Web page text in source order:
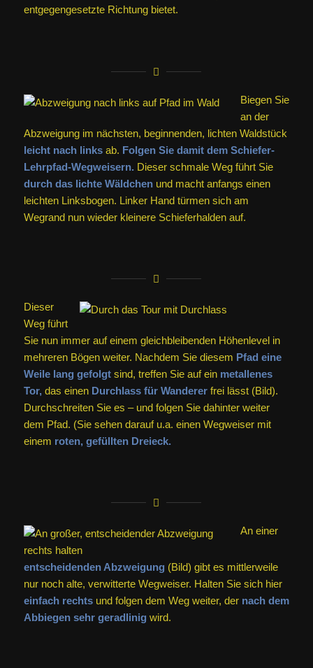
entgegengesetzte Richtung bietet.
Biegen Sie
an der
Abzweigung im nächsten, beginnenden, lichten Waldstück
leicht nach linksab. Folgen Sie damit dem Schiefer-
Lehrpfad-Wegweisern. Dieser schmale Weg führt Sie
durch das lichte Wäldchenund macht anfangs einen
leichten Linksbogen. Linker Hand türmen sich am
Wegrand nun wieder kleinere Schieferhalden auf.
Dieser
Weg führt
Sie nun immer auf einem gleichbleibenden Höhenlevel in
mehreren Bögen weiter. Nachdem Sie diesem Pfad eine
Weile lang gefolgtsind, treffen Sie auf ein metallenes
Tor,das einen Durchlass für Wandererfrei lässt (Bild).
Durchschreiten Sie es – und folgen Sie dahinter weiter
dem Pfad. (Sie sehen darauf u.a. einen Wegweiser mit
einem roten, gefüllten Dreieck.
An einer
entscheidenden Abzweigung (Bild) gibt es mittlerweile
nur noch alte, verwitterte Wegweiser. Halten Sie sich hier
einfach rechtsund folgen dem Weg weiter, der nach dem
Abbiegen sehr geradlinig wird.